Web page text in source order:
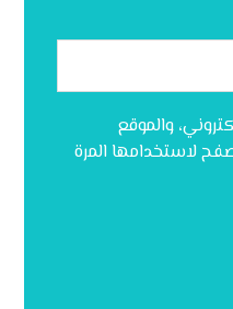
والموقع
لاستخدامها المرة